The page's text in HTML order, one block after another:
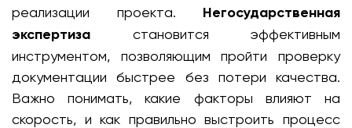
реализации проекта. Негосударственная
экспертиза становится эффективным
инструментом, позволяющим пройти проверку
документации быстрее без потери качества.
Важно понимать, какие факторы влияют на
скорость, и как правильно выстроить процесс